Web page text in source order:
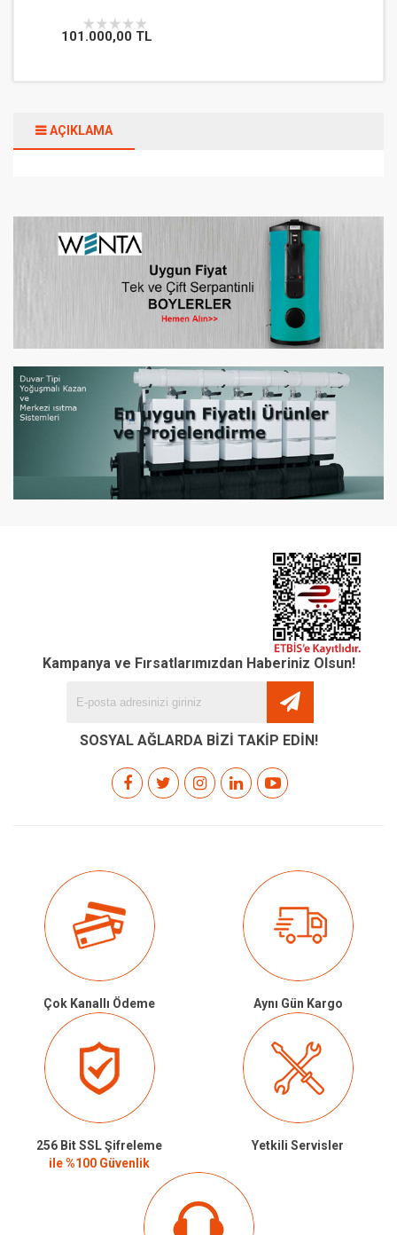
101.000,00 TL
AÇIKLAMA
Kampanya ve Fırsatlarımızdan Haberiniz Olsun!
SOSYAL AĞLARDA BİZİ TAKİP EDİN!
Çok Kanallı Ödeme Aynı Gün Kargo
256 Bit SSL Şifreleme
ile %100 Güvenlik
Yetkili Servisler